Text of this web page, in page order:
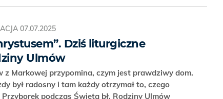
07.07.2025
Dziś liturgiczne
Ulmów
z Markowej przypomina, czym jest prawdziwy dom.
był radosny i tam każdy otrzymał to, czego
podczas Święta bł. Rodziny Ulmów